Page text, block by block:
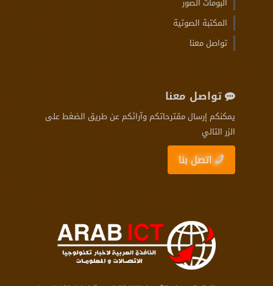
المكتبة الصوتية
تواصل معنا
تواصل معنا
يمكنكم إرسال مقترحاتكم وآرائكم عن طريق الضغط على
الزر التالي
اتصل بنا